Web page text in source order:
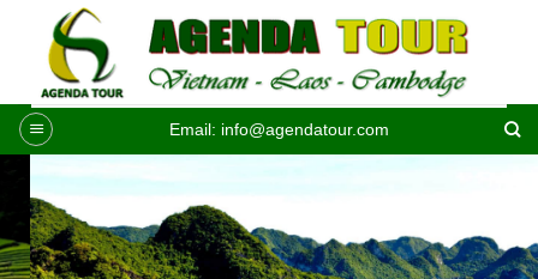
contenu
Email: info@agendatour.com